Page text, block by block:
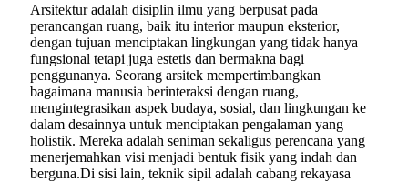
Arsitektur adalah disiplin ilmu yang berpusat pada
perancangan ruang, baik itu interior maupun eksterior,
dengan tujuan menciptakan lingkungan yang tidak hanya
fungsional tetapi juga estetis dan bermakna bagi
penggunanya. Seorang arsitek mempertimbangkan
bagaimana manusia berinteraksi dengan ruang,
mengintegrasikan aspek budaya, sosial, dan lingkungan ke
dalam desainnya untuk menciptakan pengalaman yang
holistik. Mereka adalah seniman sekaligus perencana yang
menerjemahkan visi menjadi bentuk fisik yang indah dan
berguna.Di sisi lain, teknik sipil adalah cabang rekayasa